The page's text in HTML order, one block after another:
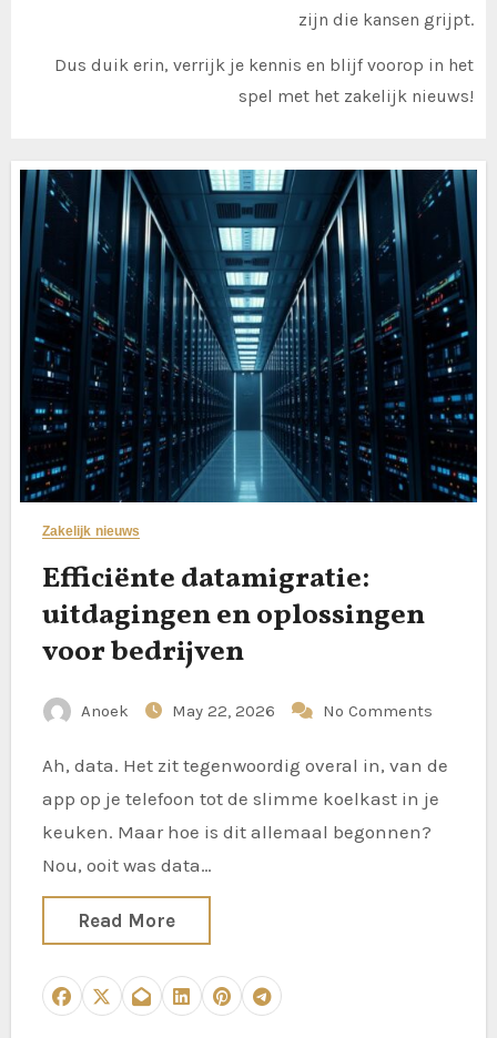
zijn die kansen grijpt.
Dus duik erin, verrijk je kennis en blijf voorop in het
spel met het zakelijk nieuws!
Zakelijk nieuws
Efficiënte datamigratie:
uitdagingen en oplossingen
voor bedrijven
Anoek May 22, 2026 No Comments
Ah, data. Het zit tegenwoordig overal in, van de
app op je telefoon tot de slimme koelkast in je
keuken. Maar hoe is dit allemaal begonnen?
Nou, ooit was data…
Read More